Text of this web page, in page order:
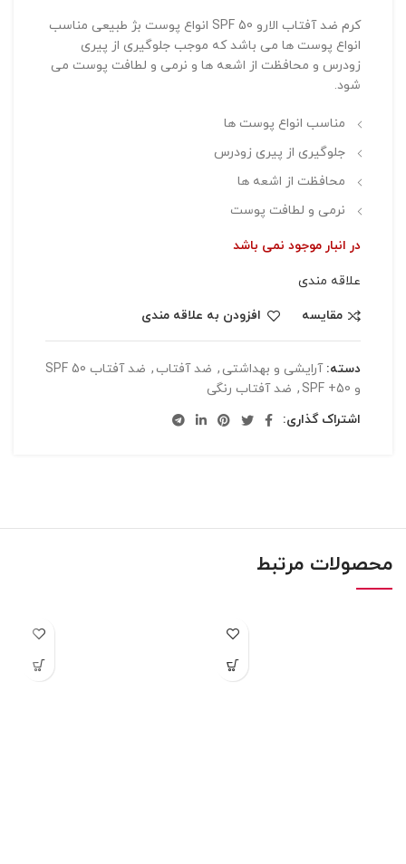
کرم ضد آفتاب الارو SPF 50 انواع پوست بژ طبیعی مناسب
انواع پوست ها می باشد که موجب جلوگیری از پیری
زودرس و محافظت از اشعه ها و نرمی و لطافت پوست می
شود.
مناسب انواع پوست ها
جلوگیری از پیری زودرس
محافظت از اشعه ها
نرمی و لطافت پوست
در انبار موجود نمی باشد
علاقه مندی
مقایسه
افزودن به علاقه مندی
دسته: آرایشی و بهداشتی , ضد آفتاب ,
ضد آفتاب SPF 50
و SPF +50
, ضد آفتاب رنگی
اشتراک گذاری:
محصولات مرتبط